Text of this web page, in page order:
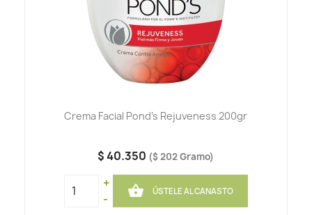
Crema Facial Pond's Rejuveness 200gr
$ 40.350 ($ 202 Gramo)
+
-
 ÚSTELE AL CANASTO